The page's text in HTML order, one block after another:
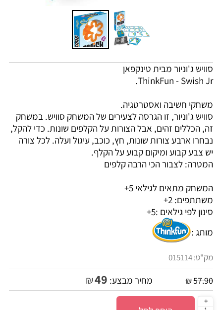
סוויש ג'וניור מבית טינקפאן
ThinkFun - Swish Jr.
משחקי חשיבה ואסטרטגיה.
סוויש ג'וניור, זו הגרסה לצעירים של המשחק סוויש. במשחק
זה, הכללים זהים, אבל הצורות על הקלפים שונות. כדי להקל,
נבחרו ארבע צורות שונות, חץ, כוכב, עיגול ועלה. לכל צורה
יש צבע קבוע ומיקום קבוע על הקלף.
המטרה: לצבור הכי הרבה קלפים
המשחק מתאים לגילאי 5+
משתתפים: 2+
סינון לפי גילאים :5+
מותג :
מק"ט:015114
₪57.90 מחיר מבצע: ₪49